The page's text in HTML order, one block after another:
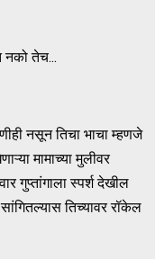
नको तेच...
नसून तिचा भाचा म्हणजे
मामाच्या मुलीवर
गुप्तांगाला स्पर्श देखील
तिच्यावर रॉकेल